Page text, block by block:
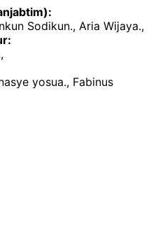
Sodikun., Aria Wijaya.,
yosua., Fabinus